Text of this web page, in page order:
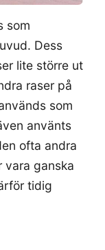
som
Dess
lite större ut
raser på
som
använts
ofta andra
vara ganska
tidig